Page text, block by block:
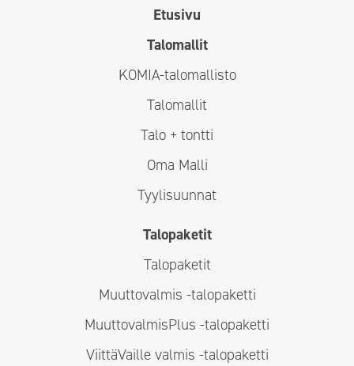
Etusivu
Talomallit
KOMIA-talomallisto
Talomallit
Talo + tontti
Oma Malli
Tyylisuunnat
Talopaketit
Talopaketit
Muuttovalmis -talopaketti
MuuttovalmisPlus -talopaketti
ViittäVaille valmis -talopaketti